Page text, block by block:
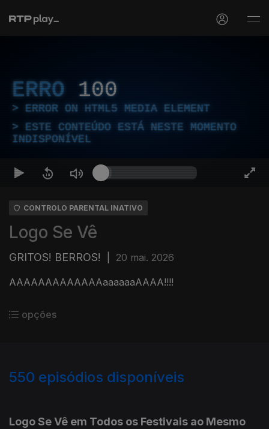
ERRO 100
ERROR ON HTML5 MEDIA ELEMENT
ESTE CONTEÚDO ESTÁ NESTE MOMENTO
INDISPONÍVEL
CONTROLO PARENTAL INATIVO
Logo Se Vê
GRITOS! BERROS! 20 mai. 2026
AAAAAAAAAAAAAaaaaaaAAAA!!!!
opções
550 episódios disponíveis
Logo Se Vê em Todos os Festivais ao Mesmo